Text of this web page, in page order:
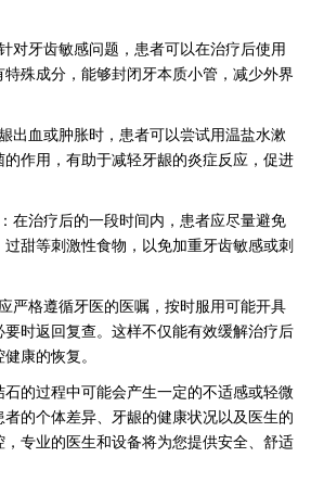
对牙齿敏感问题，患者可以在治疗后使用
殊成分，能够封闭牙本质小管，减少外界
出血或肿胀时，患者可以尝试用温盐水漱
的作用，有助于减轻牙龈的炎症反应，促进
在治疗后的一段时间内，患者应尽量避免
甜等刺激性食物，以免加重牙齿敏感或刺
严格遵循牙医的医嘱，按时服用可能开具
时返回复查。这样不仅能有效缓解治疗后
康的恢复。
的过程中可能会产生一定的不适感或轻微
的个体差异、牙龈的健康状况以及医生的
专业的医生和设备将为您提供安全、舒适